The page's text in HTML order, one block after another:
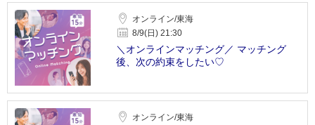
オンライン/東海
8/9(日) 21:30
＼オンラインマッチング／ マッチング
後、次の約束をしたい♡
オンライン/東海